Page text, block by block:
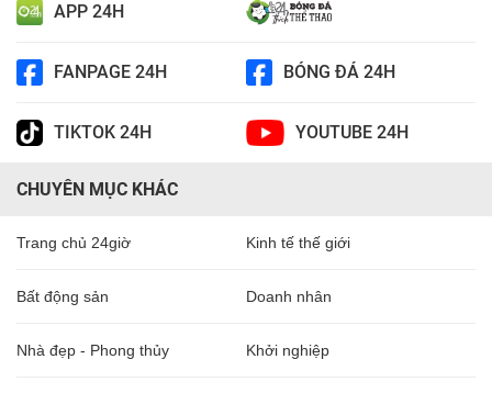
APP 24H
FANPAGE 24H BÓNG ĐÁ 24H
TIKTOK 24H YOUTUBE 24H
CHUYÊN MỤC KHÁC
Trang chủ 24giờ Kinh tế thế giới
Bất động sản Doanh nhân
Nhà đẹp - Phong thủy Khởi nghiệp